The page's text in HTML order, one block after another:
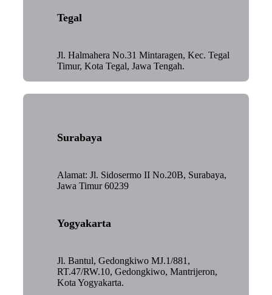
Tegal
Jl. Halmahera No.31 Mintaragen, Kec. Tegal
Timur, Kota Tegal, Jawa Tengah.
Surabaya
Alamat: Jl. Sidosermo II No.20B, Surabaya,
Jawa Timur 60239
Yogyakarta
Jl. Bantul, Gedongkiwo MJ.1/881,
RT.47/RW.10, Gedongkiwo, Mantrijeron,
Kota Yogyakarta.